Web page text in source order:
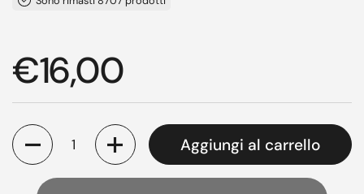
Prezzo di listino
€16,00
Quantità
Aggiungi al carrello